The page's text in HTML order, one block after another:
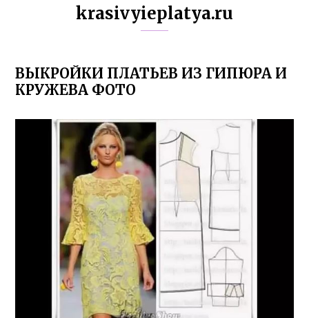
krasivyieplatya.ru
ВЫКРОЙКИ ПЛАТЬЕВ ИЗ ГИПЮРА И
КРУЖЕВА ФОТО